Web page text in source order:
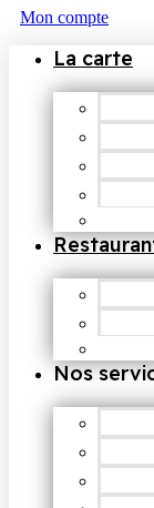
Mon compte
La carte
Nos